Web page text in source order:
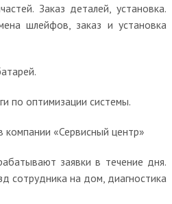
Заказ деталей, установка.
шлейфов, заказ и установка
по оптимизации системы.
компании «Сервисный центр»
заявки в течение дня.
сотрудника на дом, диагностика